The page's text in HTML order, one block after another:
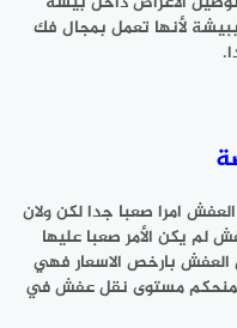
لأنها تعمل بمجال فك
امرا صعبا جدا لكن ولان
لم يكن الأمر صعبا عليها
العفش بارخص الاسعار فهي
مستوى نقل عفش في